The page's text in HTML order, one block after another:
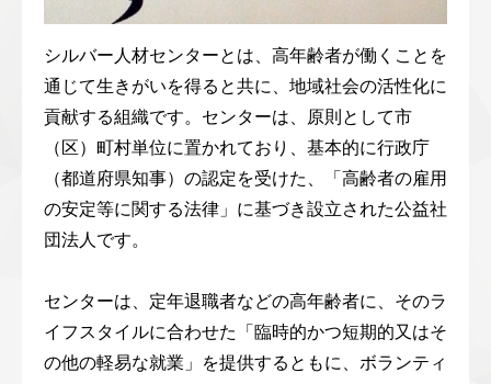
シルバー人材センターとは、高年齢者が働くことを
通じて生きがいを得ると共に、地域社会の活性化に
貢献する組織です。センターは、原則として市
（区）町村単位に置かれており、基本的に行政庁
（都道府県知事）の認定を受けた、「高齢者の雇用
の安定等に関する法律」に基づき設立された公益社
団法人です。
センターは、定年退職者などの高年齢者に、そのラ
イフスタイルに合わせた「臨時的かつ短期的又はそ
の他の軽易な就業」を提供するともに、ボランティ